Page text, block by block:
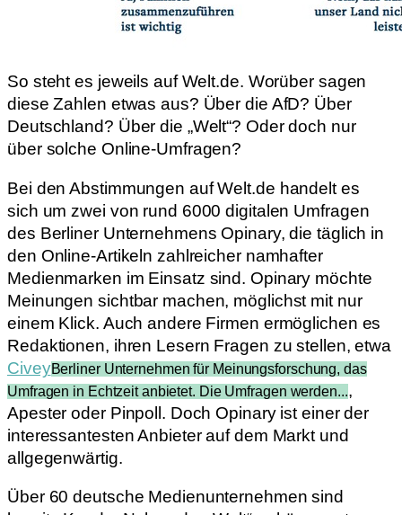
So steht es jeweils auf Welt.de. Worüber sagen
diese Zahlen etwas aus? Über die AfD? Über
Deutschland? Über die „Welt“? Oder doch nur
über solche Online-Umfragen?
Bei den Abstimmungen auf Welt.de handelt es
sich um zwei von rund 6000 digitalen Umfragen
des Berliner Unternehmens Opinary, die täglich in
den Online-Artikeln zahlreicher namhafter
Medienmarken im Einsatz sind. Opinary möchte
Meinungen sichtbar machen, möglichst mit nur
einem Klick. Auch andere Firmen ermöglichen es
Redaktionen, ihren Lesern Fragen zu stellen, etwa
CiveyBerliner Unternehmen für Meinungsforschung, das
Umfragen in Echtzeit anbietet. Die Umfragen werden...,
Apester oder Pinpoll. Doch Opinary ist einer der
interessantesten Anbieter auf dem Markt und
allgegenwärtig.
Über 60 deutsche Medienunternehmen sind